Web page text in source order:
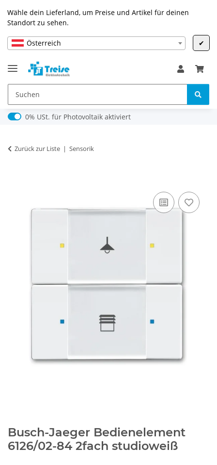
Wähle dein Lieferland, um Preise und Artikel für deinen
Standort zu sehen.
Österreich ✔
0% USt. für Photovoltaik (§ 12 Abs. 3 UStG)
0% USt. für Photovoltaik aktiviert
Zurück zur Liste Sensorik
Busch-Jaeger Bedienelement
6126/02-84 2fach studioweiß